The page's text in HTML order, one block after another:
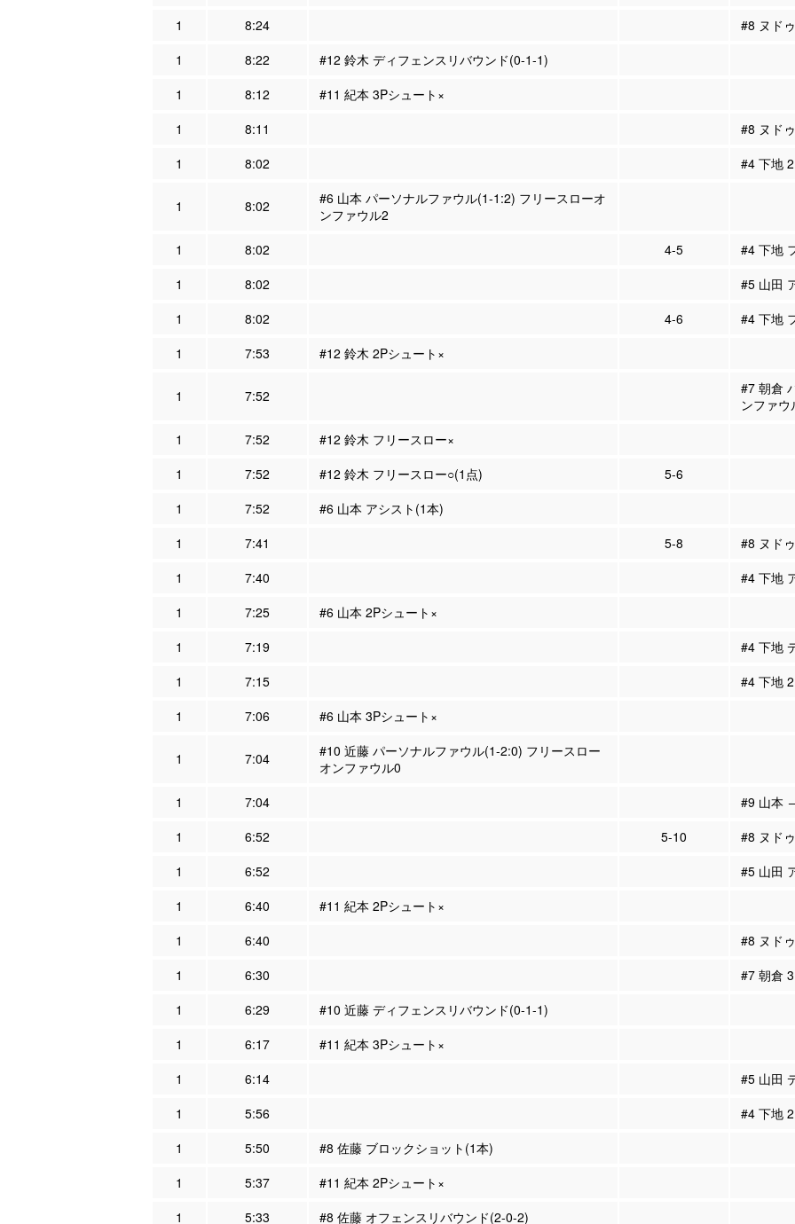
1
8:24
#8 ヌド
1
8:22
#12 鈴木 ディフェンスリバウンド(0-1-1)
1
8:12
#11 紀本 3Pシュート×
1
8:11
#8 ヌド
1
8:02 #4 下地
1 8:02
#6 山本 パーソナルファウル(1-1:2) フリースローオ
ンファウル2
1
8:02 4-5
#4 下地
1
8:02
#5 山田
1
8:02 4-6
#4 下地
1
7:53 #12 鈴木 2Pシュート×
1 7:52
#7 朝倉
ンファウ
1
7:52
#12 鈴木 フリースロー×
1
7:52 #12 鈴木 フリースロー○(1点)
5-6
1
7:52
#6 山本 アシスト(1本)
1
7:41 5-8
#8 ヌド
1
7:40
#4 下地
1
7:25
#6 山本 2Pシュート×
1
7:19
#4 下地
1
7:15
#4 下地
1
7:06 #6 山本 3Pシュート×
1 7:04
#10 近藤 パーソナルファウル(1-2:0) フリースロー
オンファウル0
1
7:04
#9 山本
1
6:52 5-10
#8 ヌド
1
6:52
#5 山田
1
6:40
#11 紀本 2Pシュート×
1
6:40
#8 ヌド
1
6:30
#7 朝倉
1
6:29
#10 近藤 ディフェンスリバウンド(0-1-1)
1
6:17
#11 紀本 3Pシュート×
1
6:14
#5 山田
1
5:56
#4 下地
1
5:50
#8 佐藤 ブロックショット(1本)
1
5:37
#11 紀本 2Pシュート×
1
5:33 #8 佐藤 オフェンスリバウンド(2-0-2)